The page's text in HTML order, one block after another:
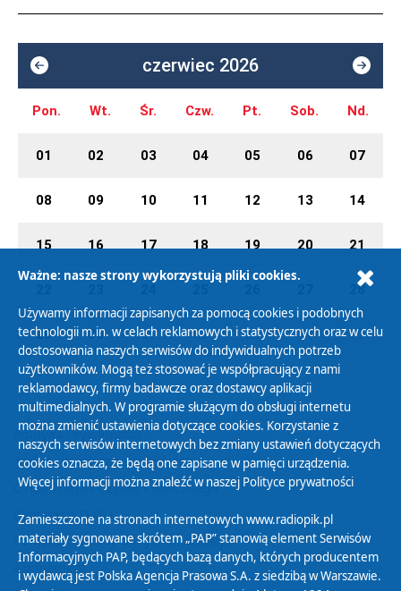
czerwiec 2026
Pon. Wt. Śr. Czw. Pt. Sob. Nd.
01 02 03 04 05 06 07
08 09 10 11 12 13 14
15 16 17 18 19 20 21
28
29 30 01 02 03 04 05
Polityka Prywatności
Zasady korzystania z Serwisu
Organizacje Pożytku Publicznego
Cyfryzacja DAB+
Polityka ochrony danych osobowych
Abonament
Ważne: nasze strony wykorzystują pliki cookies.
Używamy informacji zapisanych za pomocą cookies i podobnych
technologii m.in. w celach reklamowych i statystycznych oraz w celu
dostosowania naszych serwisów do indywidualnych potrzeb
użytkowników. Mogą też stosować je współpracujący z nami
reklamodawcy, firmy badawcze oraz dostawcy aplikacji
multimedialnych. W programie służącym do obsługi internetu
można zmienić ustawienia dotyczące cookies. Korzystanie z
naszych serwisów internetowych bez zmiany ustawień dotyczących
cookies oznacza, że będą one zapisane w pamięci urządzenia.
Więcej informacji można znaleźć w naszej Polityce prywatności
Zamieszczone na stronach internetowych www.radiopik.pl
materiały sygnowane skrótem „PAP” stanowią element Serwisów
Informacyjnych PAP, będących bazą danych, których producentem
i wydawcą jest Polska Agencja Prasowa S.A. z siedzibą w Warszawie.